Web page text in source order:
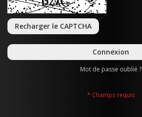
Recharger le CAPTCHA
Connexion
Mot de passe oublié ?